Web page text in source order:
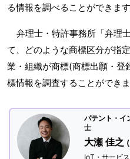
る情報を調べることができます
弁理士・特許事務所「弁理
て、どのような商標区分が指
業・組織が商標(商標出願・登
標情報を調査することができま
パテント・イ
士
大瀬 佳之
IoT・サービ